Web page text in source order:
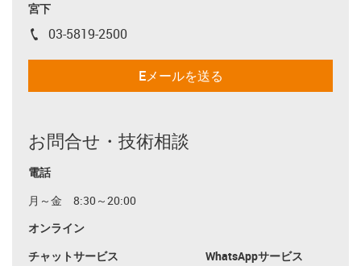
宮下
igus-icon-phone
03-5819-2500
Eメールを送る
お問合せ・技術相談
電話
月～金 8:30～20:00
オンライン
チャットサービス
WhatsAppサービス